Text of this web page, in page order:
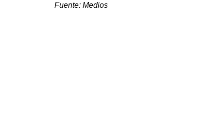
Fuente: Medios